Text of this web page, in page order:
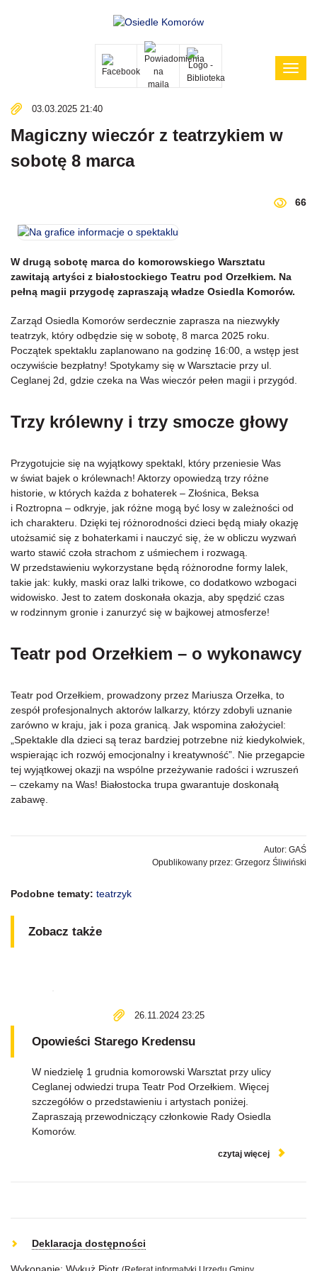
Pokaż
03.03.2025 21:40
Magiczny wieczór z teatrzykiem w
sobotę 8 marca
66
W drugą sobotę marca do komorowskiego Warsztatu
zawitają artyści z białostockiego Teatru pod Orzełkiem. Na
pełną magii przygodę zapraszają władze Osiedla Komorów.
Zarząd Osiedla Komorów serdecznie zaprasza na niezwykły
teatrzyk, który odbędzie się w sobotę, 8 marca 2025 roku.
Początek spektaklu zaplanowano na godzinę 16:00, a wstęp jest
oczywiście bezpłatny! Spotykamy się w Warsztacie przy ul.
Ceglanej 2d, gdzie czeka na Was wieczór pełen magii i przygód.
Trzy królewny i trzy smocze głowy
Przygotujcie się na wyjątkowy spektakl, który przeniesie Was
w świat bajek o królewnach! Aktorzy opowiedzą trzy różne
historie, w których każda z bohaterek – Złośnica, Beksa
i Roztropna – odkryje, jak różne mogą być losy w zależności od
ich charakteru. Dzięki tej różnorodności dzieci będą miały okazję
utożsamić się z bohaterkami i nauczyć się, że w obliczu wyzwań
warto stawić czoła strachom z uśmiechem i rozwagą.
W przedstawieniu wykorzystane będą różnorodne formy lalek,
takie jak: kukły, maski oraz lalki trikowe, co dodatkowo wzbogaci
widowisko. Jest to zatem doskonała okazja, aby spędzić czas
w rodzinnym gronie i zanurzyć się w bajkowej atmosferze!
Teatr pod Orzełkiem – o wykonawcy
Teatr pod Orzełkiem, prowadzony przez Mariusza Orzełka, to
zespół profesjonalnych aktorów lalkarzy, którzy zdobyli uznanie
zarówno w kraju, jak i poza granicą. Jak wspomina założyciel:
„Spektakle dla dzieci są teraz bardziej potrzebne niż kiedykolwiek,
wspierając ich rozwój emocjonalny i kreatywność”. Nie przegapcie
tej wyjątkowej okazji na wspólne przeżywanie radości i wzruszeń
– czekamy na Was! Białostocka trupa gwarantuje doskonałą
zabawę.
Autor: GAŚ
Opublikowany przez: Grzegorz Śliwiński
Podobne tematy: teatrzyk
Zobacz także
26.11.2024 23:25
Opowieści Starego Kredensu
W niedzielę 1 grudnia komorowski Warsztat przy ulicy
Ceglanej odwiedzi trupa Teatr Pod Orzełkiem. Więcej
szczegółów o przedstawieniu i artystach poniżej.
Zapraszają przewodniczący członkowie Rady Osiedla
Komorów.
czytaj więcej
Deklaracja dostępności
Wykonanie: Wykuż Piotr